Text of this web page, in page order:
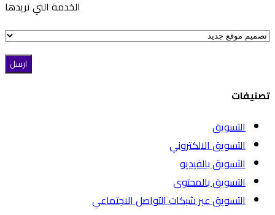
الخدمة التي تريدها
تصنيفات
التسويق
التسويق الالكتروني
التسويق بالفيديو
التسويق بالمحتوى
التسويق عبر شبكات التواصل الاجتماعي